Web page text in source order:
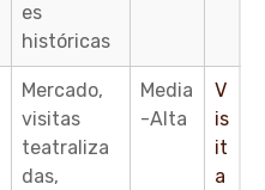
es
históricas
Mercado,
visitas
teatraliza
das,
Media
-Alta
V
is
it
a